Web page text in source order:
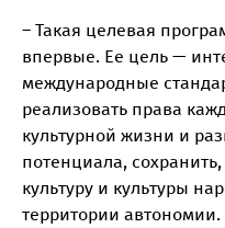
– Такая целевая
впервые. Ее цель —
международные
реализовать права
культурной жизни и
потенциала,
культуру и культуры
территории